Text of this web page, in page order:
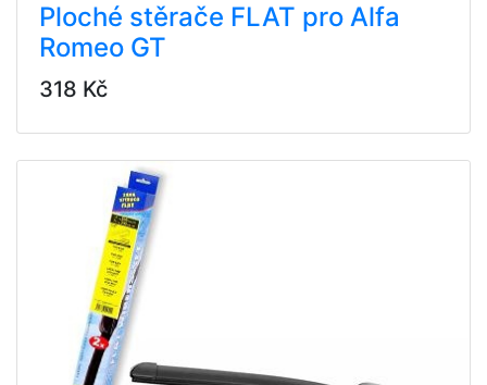
Ploché stěrače FLAT pro Alfa
Romeo GT
318 Kč